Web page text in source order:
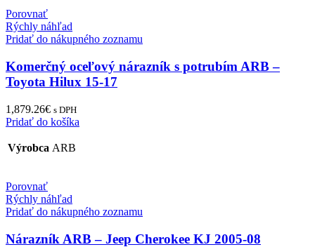
Porovnať
Rýchly náhľad
Pridať do nákupného zoznamu
Komerčný oceľový nárazník s potrubím ARB –
Toyota Hilux 15-17
1,879.26€ s DPH
Pridať do košíka
Výrobca ARB
Porovnať
Rýchly náhľad
Pridať do nákupného zoznamu
Nárazník ARB – Jeep Cherokee KJ 2005-08